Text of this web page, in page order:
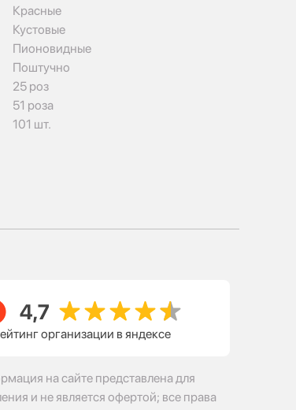
Красные
Кустовые
Пионовидные
Поштучно
25 роз
51 роза
101 шт.
организации в яндексе
на сайте представлена для
и не является офертой; все права